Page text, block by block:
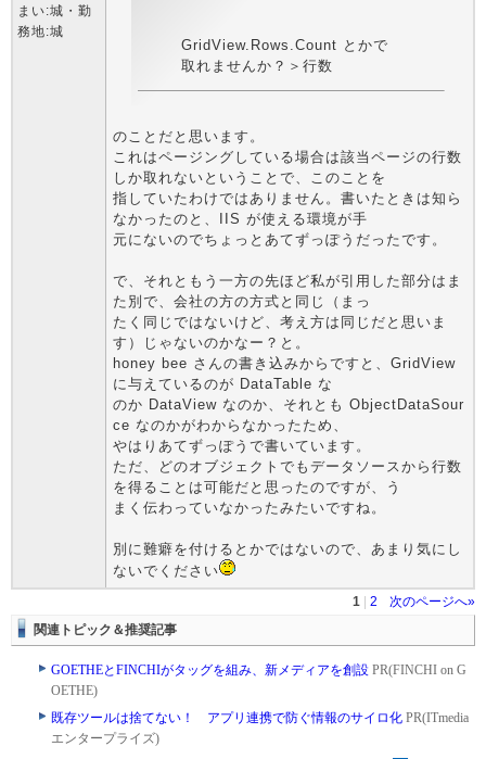
まい:城・勤
務地:城
GridView.Rows.Count とかで
取れませんか？＞行数
のことだと思います。
これはページングしている場合は該当ページの行数
しか取れないということで、このことを
指していたわけではありません。書いたときは知ら
なかったのと、IIS が使える環境が手
元にないのでちょっとあてずっぽうだったです。
で、それともう一方の先ほど私が引用した部分はま
た別で、会社の方の方式と同じ（まっ
たく同じではないけど、考え方は同じだと思いま
す）じゃないのかなー？と。
honey bee さんの書き込みからですと、GridView
に与えているのが DataTable な
のか DataView なのか、それとも ObjectDataSour
ce なのかがわからなかったため、
やはりあてずっぽうで書いています。
ただ、どのオブジェクトでもデータソースから行数
を得ることは可能だと思ったのですが、う
まく伝わっていなかったみたいですね。
別に難癖を付けるとかではないので、あまり気にし
ないでください
1 2
次のページへ»
関連トピック＆推奨記事
GOETHEとFINCHIがタッグを組み、新メディアを創設 PR(FINCHI on G
OETHE)
既存ツールは捨てない！ アプリ連携で防ぐ情報のサイロ化 PR(ITmedia
エンタープライズ)